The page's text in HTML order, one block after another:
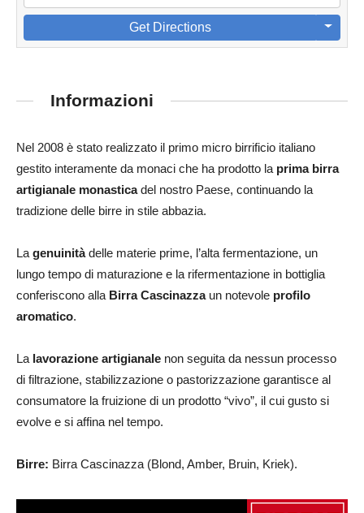
Get Directions
Informazioni
Nel 2008 è stato realizzato il primo micro birrificio italiano
gestito interamente da monaci che ha prodotto la prima birra
artigianale monasticadel nostro Paese, continuando la
tradizione delle birre in stile abbazia.
La genuinitàdelle materie prime, l’alta fermentazione, un
lungo tempo di maturazione e la rifermentazione in bottiglia
conferiscono alla Birra Cascinazzaun notevole profilo
aromatico.
La lavorazione artigianale non seguita da nessun processo
di filtrazione, stabilizzazione o pastorizzazione garantisce al
consumatore la fruizione di un prodotto “vivo”, il cui gusto si
evolve e si affina nel tempo.
Birre: Birra Cascinazza (Blond, Amber, Bruin, Kriek).